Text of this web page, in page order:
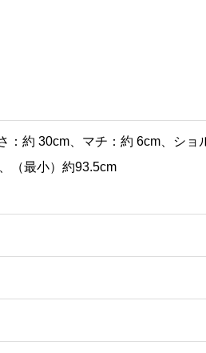
：約 30cm、マチ：約 6cm、ショ
（最小）約93.5cm